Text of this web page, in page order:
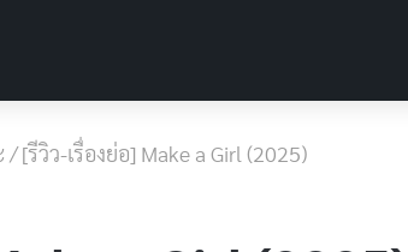
/[รีวิว-เรื่องย่อ] Make a Girl (2025)